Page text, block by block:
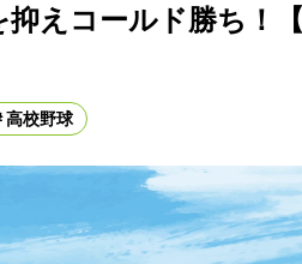
えコールド勝ち！
高校野球